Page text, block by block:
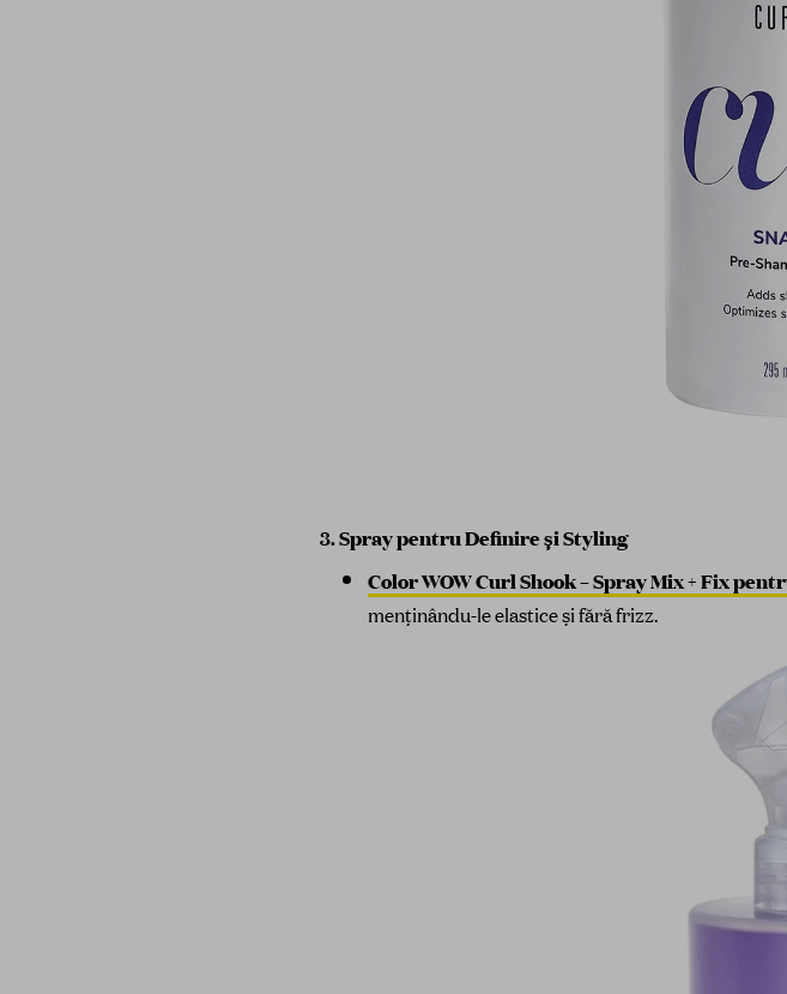
3.Spray pentru Definire și Styling
Color WOW Curl Shook – Spray Mix + Fix
menținându-le elastice și fără frizz.